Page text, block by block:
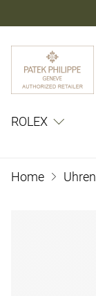
ROLEX
Home Uhren